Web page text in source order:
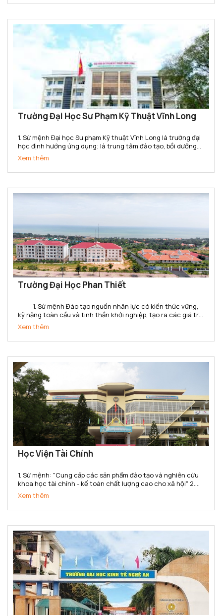
Trường Đại Học Sư Phạm Kỹ Thuật Vĩnh Long
1. Sứ mệnh Đại học Sư phạm Kỹ thuật Vĩnh Long là trường đại
học định hướng ứng dụng; là trung tâm đào tạo, bồi dưỡng
nhà giáo giáo dục nghề nghiệp và cán bộ kỹ thuật đa ngành,
đa bậc; là trung tâm đánh giá kỹ năng nghề,...
Xem thêm
Trường Đại Học Phan Thiết
kỹ năng toàn cầu và tinh thần khởi nghiệp, tạo ra các giá trị
gia tăng cho doanh nghiệp, tổ chức và xã hội ở tỉnh Bình
Thuận và khu vực. Cung cấp các dịch...
Xem thêm
Học Viện Tài Chính
1. Sứ mệnh: "Cung cấp các sản phẩm đào tạo và nghiên cứu
khoa học tài chính - kế toán chất lượng cao cho xã hội" 2.
Tầm nhìn: Đến năm 2020 đạt chuẩn chất lượng khu vực Châu
Á. Thực hiện tốt sứ mệnh cung cấp các sản...
Xem thêm